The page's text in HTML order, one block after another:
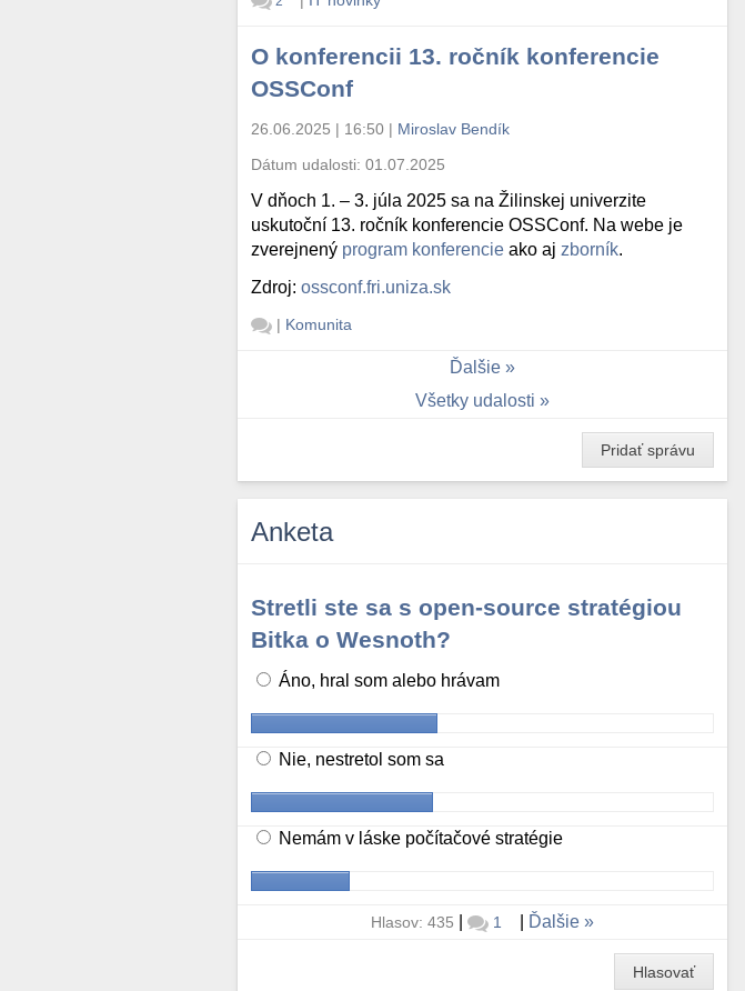
O konferencii 13. ročník konferencie
OSSConf
26.06.2025 | 16:50 | Miroslav Bendík
Dátum udalosti:01.07.2025
V dňoch 1. – 3. júla 2025 sa na Žilinskej univerzite
uskutoční 13. ročník konferencie OSSConf. Na webe je
zverejnený program konferencie ako aj zborník.
Zdroj:ossconf.fri.uniza.sk
| Komunita
Ďalšie
Všetky udalosti
Pridať správu
Anketa
Stretli ste sa s open-source stratégiou
Bitka o Wesnoth?
Áno, hral som alebo hrávam
Nie, nestretol som sa
Nemám v láske počítačové stratégie
Hlasov: 435 | 1 Ďalšie
Hlasovať